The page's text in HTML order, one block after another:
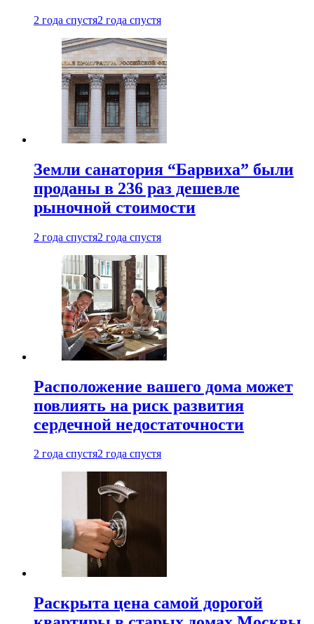
2 года спустя2 года спустя
Земли санатория “Барвиха” были
проданы в 236 раз дешевле
рыночной стоимости
2 года спустя2 года спустя
Расположение вашего дома может
повлиять на риск развития
сердечной недостаточности
2 года спустя2 года спустя
Раскрыта цена самой дорогой